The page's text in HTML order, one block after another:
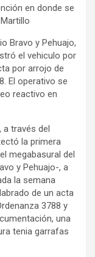
tF
ri
e
n
dl
en donde se
Bravo y Pehuajo,
el vehiculo por
por arrojo de
El operativo se
reactivo en
a través del
la primera
megabasural del
y Pehuajo-, a
la semana
de un acta
3788 y
una
tenia garrafas